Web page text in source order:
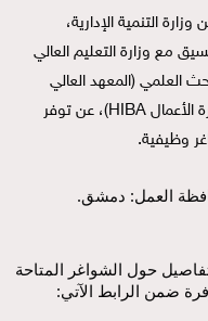
وظيفية.
العمل: دمشق.
ضمن الرابط الآتي: